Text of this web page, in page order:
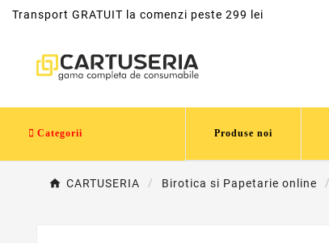
Transport GRATUIT la comenzi peste 299 lei
Categorii Produse noi
CARTUSERIA Birotica si Papetarie online